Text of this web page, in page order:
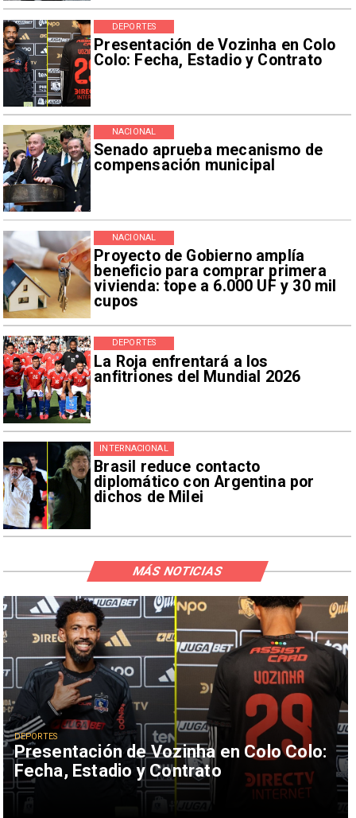
Presentación de Vozinha en Colo
Colo: Fecha, Estadio y Contrato
DEPORTES
Senado aprueba mecanismo de
compensación municipal
NACIONAL
Proyecto de Gobierno amplía
beneficio para comprar primera
vivienda: tope a 6.000 UF y 30 mil
cupos
NACIONAL
La Roja enfrentará a los
anfitriones del Mundial 2026
DEPORTES
Brasil reduce contacto
diplomático con Argentina por
dichos de Milei
INTERNACIONAL
Presentación de Vozinha en Colo Colo:
Fecha, Estadio y Contrato
DEPORTES
MÁS NOTICIAS